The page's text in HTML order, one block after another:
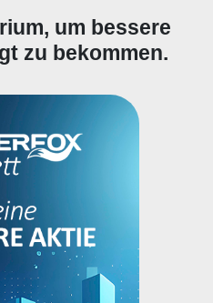
um bessere
zu bekommen.